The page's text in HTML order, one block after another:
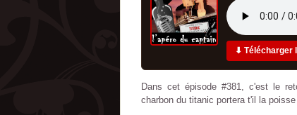
⬇ Télécharger
Dans cet épisode #381, c'est le
charbon du titanic portera t'il la